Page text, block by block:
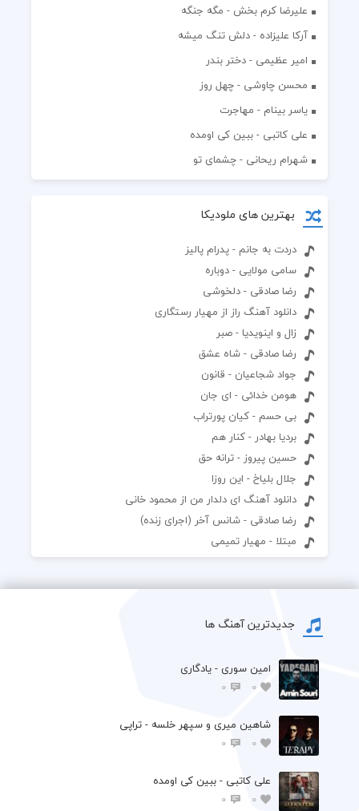
علیرضا کرم بخش - مگه جنگه
آرکا علیزاده - دلش تنگ میشه
امیر عظیمی - دختر بندر
محسن چاوشی - چهل روز
یاسر بینام - مهاجرت
علی کاتبی - ببین کی اومده
شهرام ریحانی - چشمای تو
بهترین های ملودیکا
دردت به جانم - پدرام پالیز
سامی مولایی - دوباره
رضا صادقی - دلخوشی
دانلود آهنگ راز از مهیار رستگاری
زال و اینویدیا - صبر
رضا صادقی - شاه عشق
جواد شجاعیان - قانون
هومن خدائی - ای جان
بی حسم - کیان پورتراب
بردیا بهادر - کنار هم
حسین پیروز - ترانه حق
جلال بلیاخ - این روزا
دانلود آهنگ ای دلدار من از محمود خانی
رضا صادقی - شانس آخر (اجرای زنده)
مبتلا - مهیار تمیمی
جدیدترین آهنگ ها
امین سوری - یادگاری
0
0
شاهین میری و سپهر خلسه - تراپی
0
0
علی کاتبی - ببین کی اومده
0
0